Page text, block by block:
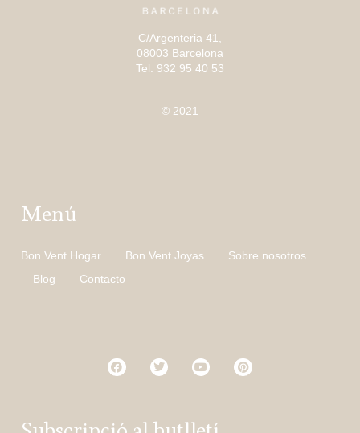
C/Argenteria 41,
08003 Barcelona
Tel: 932 95 40 53
© 2021
Menú
Bon Vent Hogar Bon Vent Joyas
Sobre nosotros
Blog
Contacto